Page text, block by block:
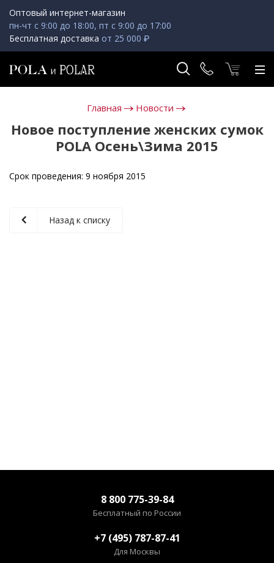
Оптовый интернет-магазин
пн-чт с 9:00 до 18:00, пт с 9:00 до 17:00
Бесплатная доставка от 25 000 ₽
Главная Новости
Новое поступление женских сумок
POLA Осень\Зима 2015
Срок проведения: 9 ноября 2015
Назад к списку
8 800 775-39-84
Бесплатный по России
+7 (495) 787-87-41
Для Москвы